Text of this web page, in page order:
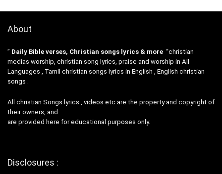
About
” Daily Bible verses, Christian songs lyrics & more “christian
medias worship, christian song lyrics, praise and worship in All
Languages , Tamil christian songs lyrics in English , English christian
songs .
All christian Songs lyrics , videos etc are the property and copyright of
their owners, and
are provided here for educational purposes only.
Disclosures :